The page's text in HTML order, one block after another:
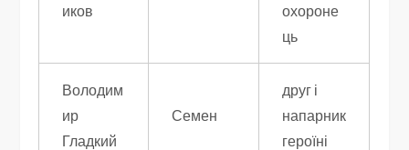
иков
охороне
ць
Володим
ир
Гладкий
Семен
друг і
напарник
героїні